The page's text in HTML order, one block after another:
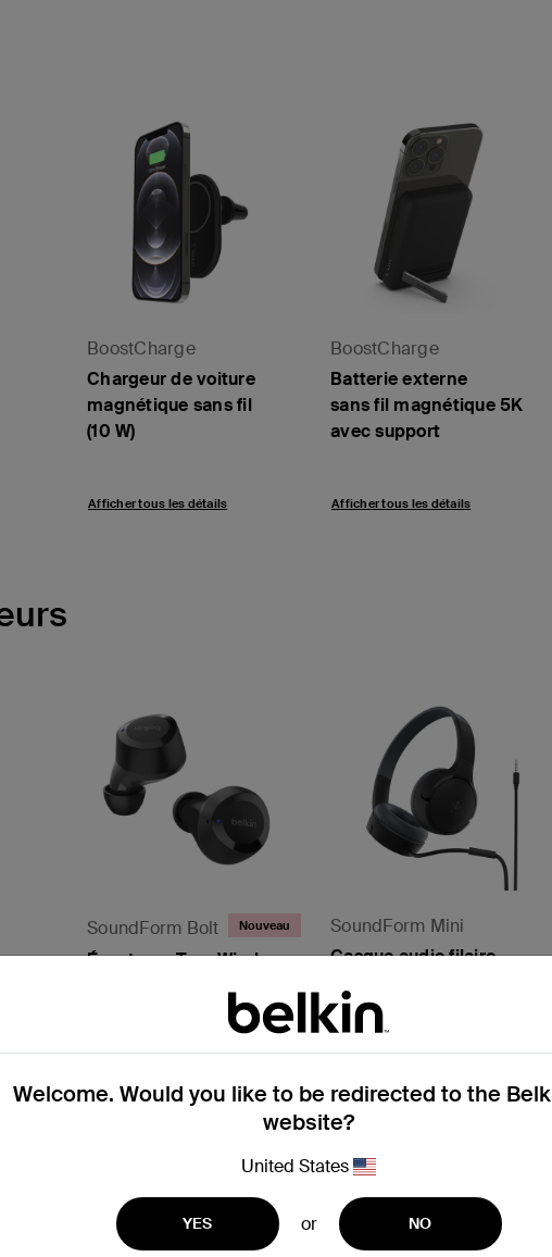
BoostCharge
Chargeur de voiture
magnétique sans fil
(10 W)
Afficher tous les détails
BoostCharge
Batterie externe
sans fil magnétique 5K
avec support
Afficher tous les détails
SoundForm Bolt Nouveau
Écouteurs True Wireless
SoundForm Mini
Casque audio filaire
Afficher tous les détails
Welcome. Would you like to be redirected to the
website?
United States
YES or NO